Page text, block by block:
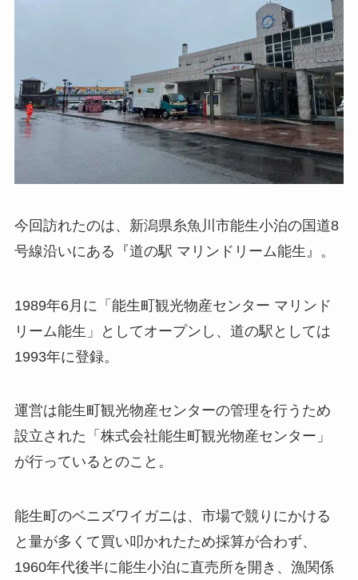
今回訪れたのは、新潟県糸魚川市能生小泊の国道8
号線沿いにある『道の駅 マリンドリーム能生』。
1989年6月に「能生町観光物産センター マリンド
リーム能生」としてオープンし、道の駅としては
1993年に登録。
運営は能生町観光物産センターの管理を行うため
設立された「株式会社能生町観光物産センター」
が行っているとのこと。
能生町のベニズワイガニは、市場で競りにかける
と量が多くて買い叩かれたため採算が合わず、
1960年代後半に能生小泊に直売所を開き、漁関係